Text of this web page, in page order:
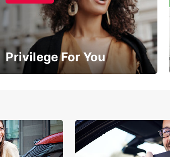
Privilege For You